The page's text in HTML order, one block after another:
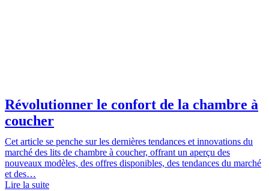
Révolutionner le confort de la chambre à
coucher
Cet article se penche sur les dernières tendances et innovations du
marché des lits de chambre à coucher, offrant un aperçu des
nouveaux modèles, des offres disponibles, des tendances du marché
et des…
Lire la suite